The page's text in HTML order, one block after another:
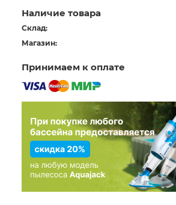
Наличие товара
Склад:
Магазин:
Принимаем к оплате